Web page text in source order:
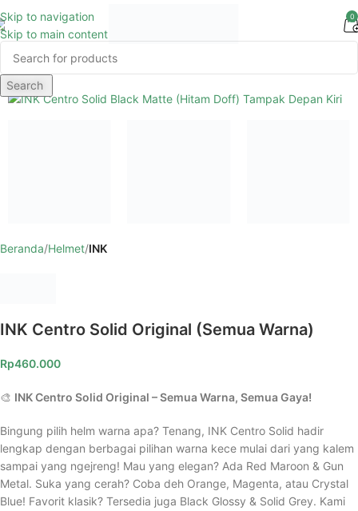
Skip to navigation
Skip to main content
0
Search
Beranda Helmet INK
INK Centro Solid Original (Semua Warna)
Rp460.000
🎨 INK Centro Solid Original – Semua Warna, Semua Gaya!
Bingung pilih helm warna apa? Tenang, INK Centro Solid hadir
lengkap dengan berbagai pilihan warna kece mulai dari yang kalem
sampai yang ngejreng! Mau yang elegan? Ada Red Maroon & Gun
Metal. Suka yang cerah? Coba deh Orange, Magenta, atau Crystal
Blue! Favorit klasik? Tersedia juga Black Glossy & Solid Grey. Kami